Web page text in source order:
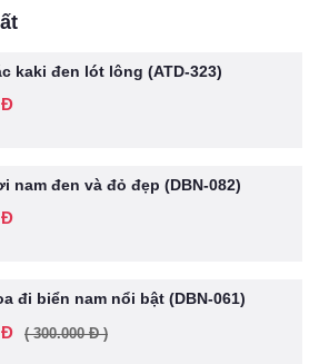
kaki đen lót lông (ATD-323)
Đ
nam đen và đỏ đẹp (DBN-082)
Đ
đi biển nam nổi bật (DBN-061)
Đ ( 300.000 Đ )